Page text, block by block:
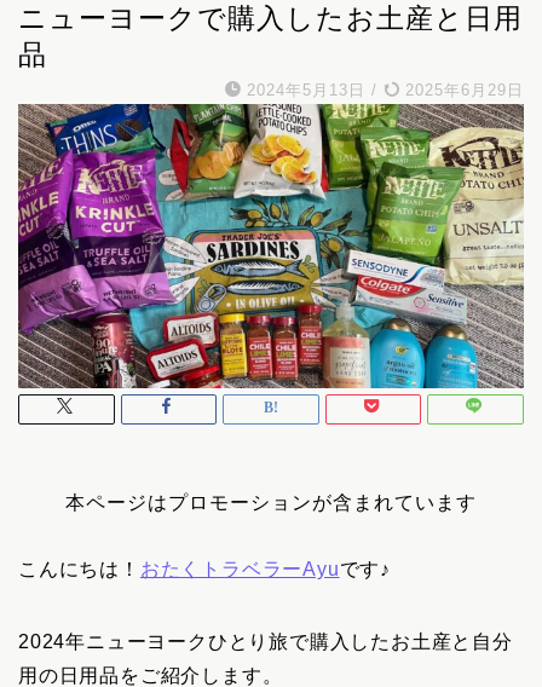
ニューヨークで購入したお土産と日用
品
2024年5月13日 / 2025年6月29日
本ページはプロモーションが含まれています
こんにちは！ おたくトラベラーAyuです♪
2024年ニューヨークひとり旅で購入したお土産と自分
用の日用品をご紹介します。